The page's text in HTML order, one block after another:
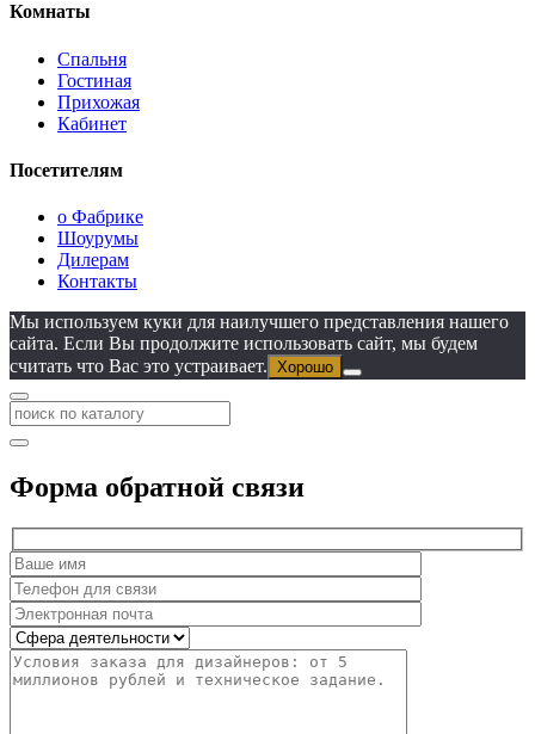
Комнаты
Спальня
Гостиная
Прихожая
Кабинет
Посетителям
о Фабрике
Шоурумы
Дилерам
Контакты
Мы используем куки для наилучшего представления нашего
сайта. Если Вы продолжите использовать сайт, мы будем
считать что Вас это устраивает. Хорошо
Форма обратной связи